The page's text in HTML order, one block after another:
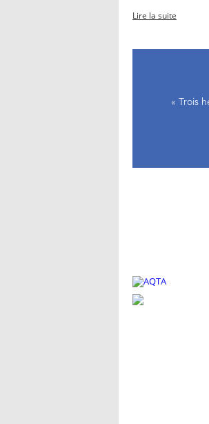
Lire la suite
« Trois